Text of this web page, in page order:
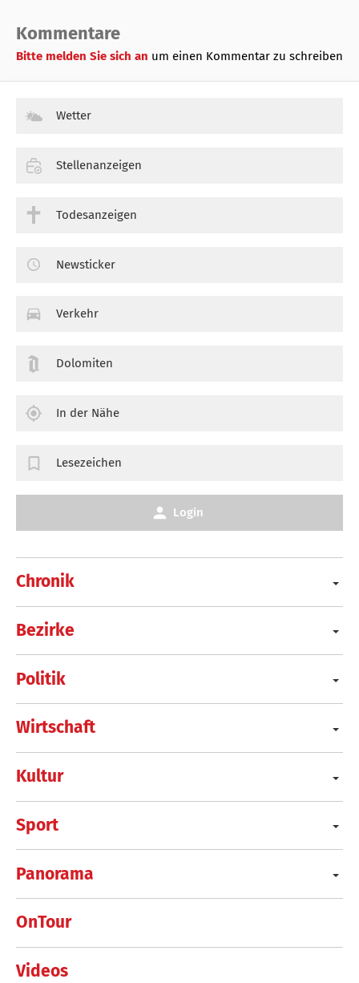
Kommentare
Bitte melden Sie sich an um einen Kommentar zu schreiben
Chronik
Bezirke
Politik
Wirtschaft
Kultur
Sport
Panorama
OnTour
Videos
Wetter
Stellenanzeigen
Todesanzeigen
Newsticker
Verkehr
Dolomiten
In der Nähe
Lesezeichen
Login